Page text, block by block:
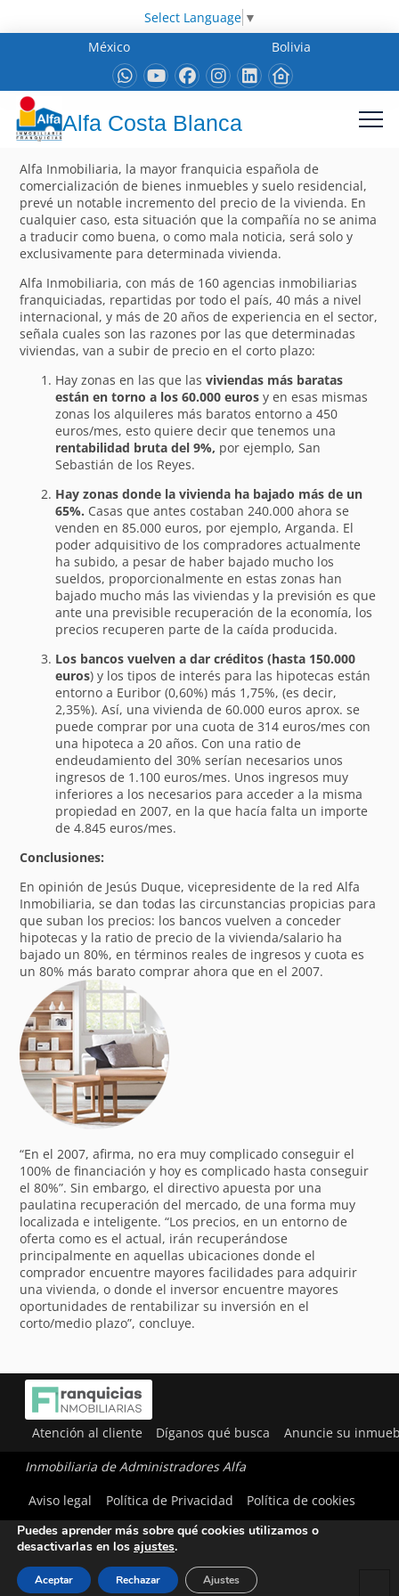
Select Language ▼
México
Bolivia
Alfa Costa Blanca
Alfa Inmobiliaria, la mayor franquicia española de
comercialización de bienes inmuebles y suelo residencial,
prevé un notable incremento del precio de la vivienda. En
cualquier caso, esta situación que la compañía no se anima
a traducir como buena, o como mala noticia, será solo y
exclusivamente para determinada vivienda.
Alfa Inmobiliaria, con más de 160 agencias inmobiliarias
franquiciadas, repartidas por todo el país, 40 más a nivel
internacional, y más de 20 años de experiencia en el sector,
señala cuales son las razones por las que determinadas
viviendas, van a subir de precio en el corto plazo:
Hay zonas en las que lasviviendas más baratas
están en torno a los 60.000 euros y en esas mismas
zonas los alquileres más baratos entorno a 450
euros/mes, esto quiere decir que tenemos una
rentabilidad bruta del 9%, por ejemplo, San
Sebastián de los Reyes.
Hay zonas donde la vivienda ha bajado más de un
65%. Casas que antes costaban 240.000 ahora se
venden en 85.000 euros, por ejemplo, Arganda. El
poder adquisitivo de los compradores actualmente
ha subido, a pesar de haber bajado mucho los
sueldos, proporcionalmente en estas zonas han
bajado mucho más las viviendas y la previsión es que
ante una previsible recuperación de la economía, los
precios recuperen parte de la caída producida.
Los bancos vuelven a dar créditos (hasta 150.000
euros) y los tipos de interés para las hipotecas están
entorno a Euribor (0,60%) más 1,75%, (es decir,
2,35%). Así, una vivienda de 60.000 euros aprox. se
puede comprar por una cuota de 314 euros/mes con
una hipoteca a 20 años. Con una ratio de
endeudamiento del 30% serían necesarios unos
ingresos de 1.100 euros/mes. Unos ingresos muy
inferiores a los necesarios para acceder a la misma
propiedad en 2007, en la que hacía falta un importe
de 4.845 euros/mes.
Conclusiones:
En opinión de Jesús Duque, vicepresidente de la red Alfa
Inmobiliaria, se dan todas las circunstancias propicias para
que suban los precios: los bancos vuelven a conceder
hipotecas y la ratio de precio de la vivienda/salario ha
bajado un 80%, en términos reales de ingresos y cuota es
un 80% más barato comprar ahora que en el 2007.
“En el 2007, afirma, no era muy complicado conseguir el
100% de financiación y hoy es complicado hasta conseguir
el 80%”. Sin embargo, el directivo apuesta por una
paulatina recuperación del mercado, de una forma muy
localizada e inteligente. “Los precios, en un entorno de
oferta como es el actual, irán recuperándose
principalmente en aquellas ubicaciones donde el
comprador encuentre mayores facilidades para adquirir
una vivienda, o donde el inversor encuentre mayores
oportunidades de rentabilizar su inversión en el
corto/medio plazo”, concluye.
Atención al cliente Díganos qué busca Anuncie su
Inmobiliaria de Administradores Alfa
Aviso legal
Política de Privacidad Política de cookies
Utilizamos cookies para ofrecerte la mejor experiencia en
Puedes aprender más sobre qué cookies utilizamos o
desactivarlas en los ajustes.
Aceptar Rechazar Ajustes